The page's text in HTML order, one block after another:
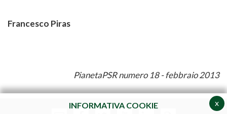
Francesco Piras
PianetaPSR numero 18 - febbraio 2013
x
INFORMATIVA COOKIE